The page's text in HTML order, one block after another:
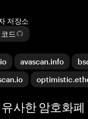
저장소
드
avascan.info
사한 암호화폐